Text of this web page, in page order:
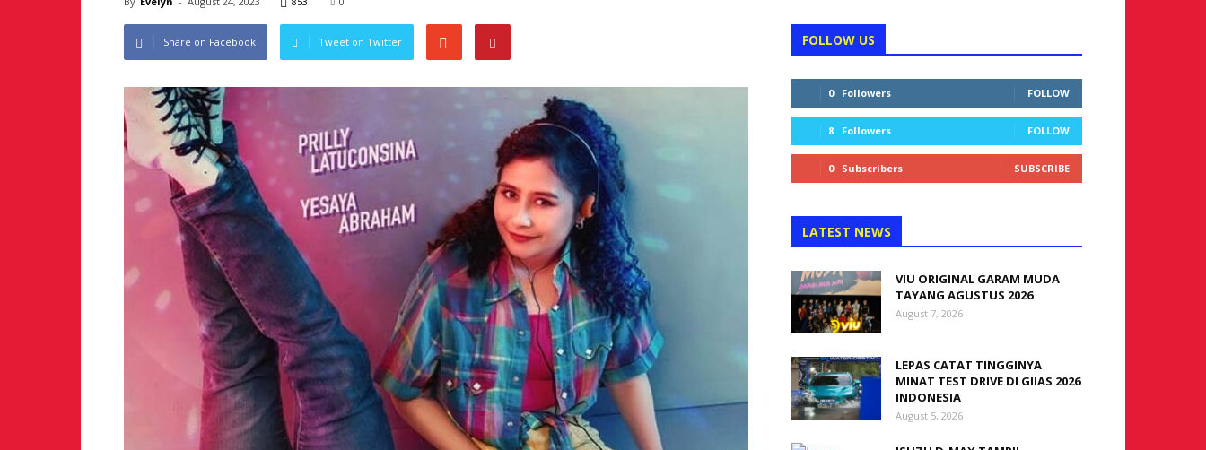
Share on Facebook Tweet on Twitter FOLLOW US
0 Followers FOLLOW
8 Followers FOLLOW
0 Subscribers SUBSCRIBE
LATEST NEWS
VIU ORIGINAL GARAM MUDA
TAYANG AGUSTUS 2026
August 7, 2026
LEPAS CATAT TINGGINYA
MINAT TEST DRIVE DI GIIAS 2026
INDONESIA
August 5, 2026